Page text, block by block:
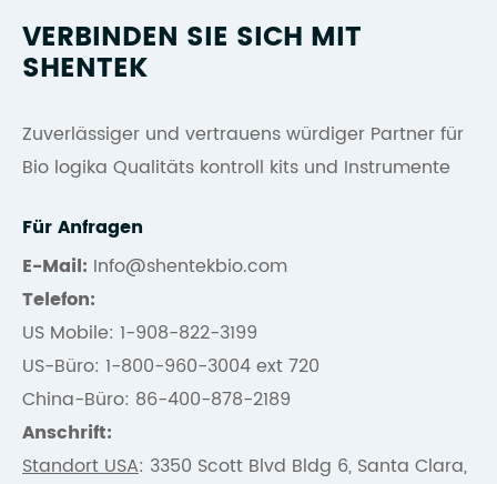
VERBINDEN SIE SICH MIT
SHENTEK
Zuverlässiger und vertrauens würdiger Partner für
Bio logika Qualitäts kontroll kits und Instrumente
Für Anfragen
E-Mail: Info@shentekbio.com
Telefon:
US Mobile: 1-908-822-3199
US-Büro: 1-800-960-3004 ext 720
China-Büro: 86-400-878-2189
Anschrift:
Standort USA: 3350 Scott Blvd Bldg 6, Santa Clara,